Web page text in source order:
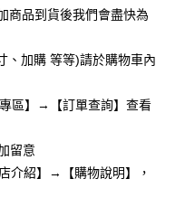
的支付方式。 讓您購物簡單
值。
帳。
將跳轉至「AFTEE先享後付」
完成結帳。
商品到貨後我們會盡快為
、加購 等等)請於購物車內
區】→【訂單查詢】查看
留意
介紹】→【購物說明】，